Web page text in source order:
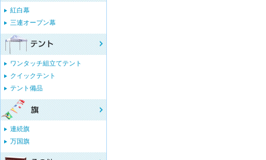
紅白幕
三連オープン幕
ワンタッチ組立てテント
クイックテント
テント備品
連続旗
万国旗